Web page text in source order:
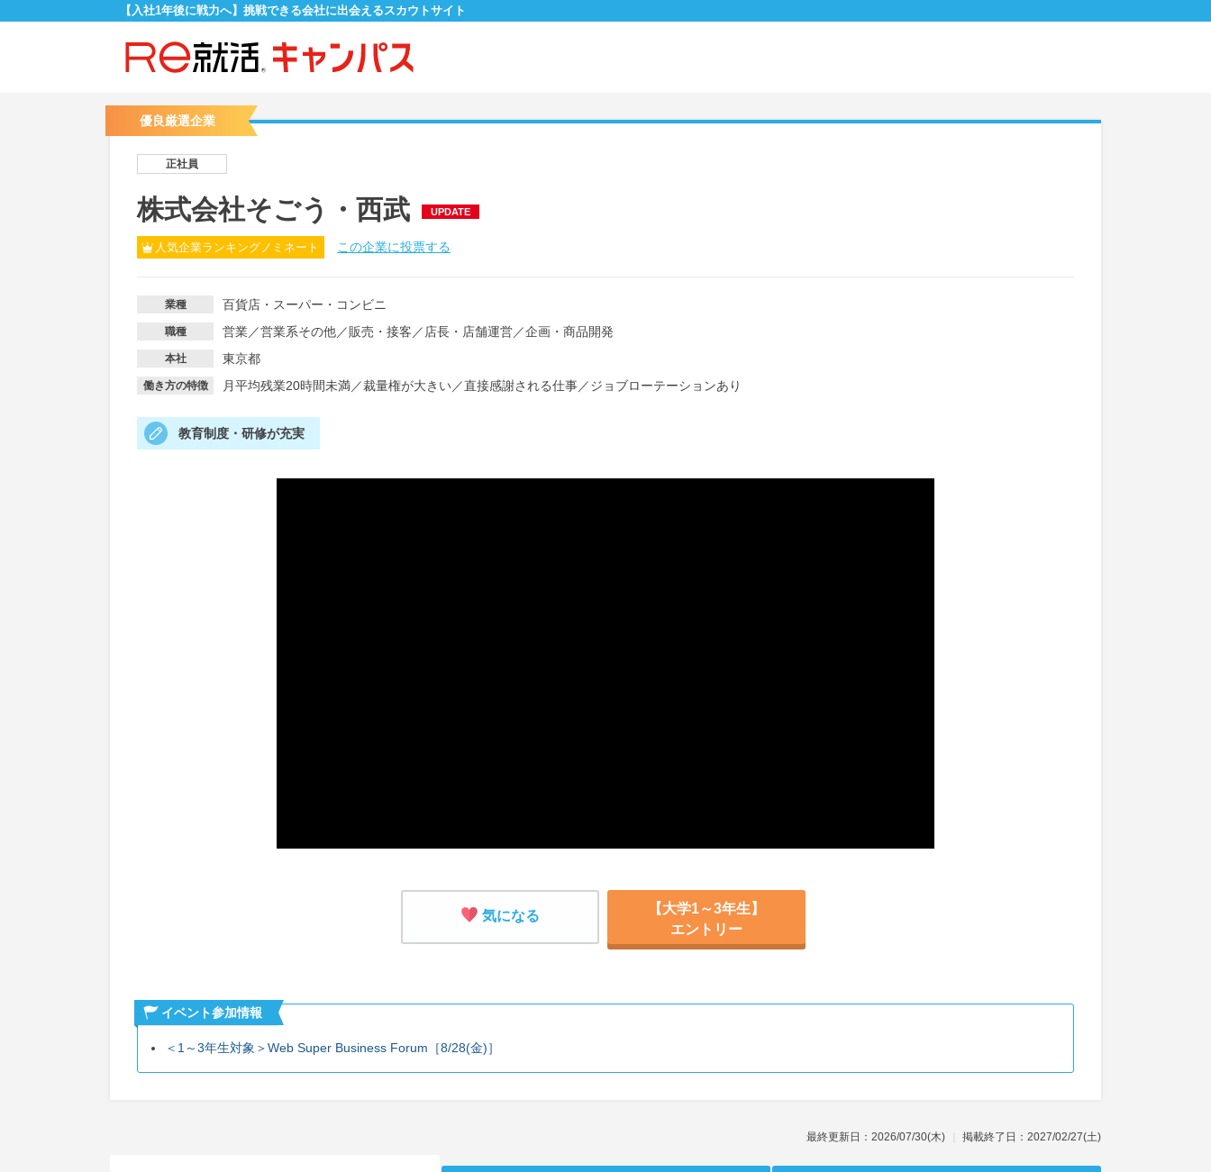
【入社1年後に戦力へ】挑戦できる会社に出会えるスカウトサイト
優良厳選企業
正社員
株式会社そごう・西武 UPDATE
人気企業ランキングノミネート この企業に投票する
業種 百貨店・スーパー・コンビニ
職種 営業／営業系その他／販売・接客 ／ 店長・店舗運営／企画・商品開発
本社 東京都
働き方の特徴 月平均残業20時間未満／裁量権が大きい／直接感謝される仕事／ジョブローテーションあり
教育制度・研修が充実
気になる
【大学1～3年生】
エントリー
イベント参加情報
＜1～3年生対象＞Web Super Business Forum［8/28(金)］
最終更新日：2026/07/30(木) 掲載終了日：2027/02/27(土)